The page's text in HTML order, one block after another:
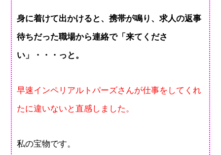
身に着けて出かけると、携帯が鳴り、求人の返事
待ちだった職場から連絡で「来てくださ
い」・・・っと。
早速インペリアルトパーズさんが仕事をしてくれ
たに違いないと直感しました。
私の宝物です。